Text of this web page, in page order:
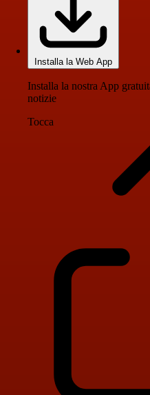
Installa la Web App
Installa la nostra App
notizie
Tocca